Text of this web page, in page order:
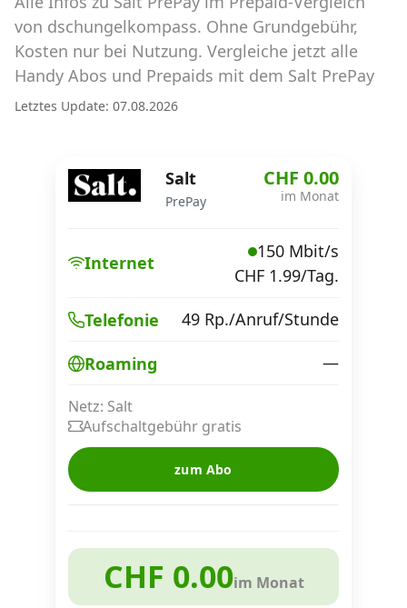
Abos für Tablets, Hotspots und Smart
Watches
Tarifrechner Handy-Abo
Der gute alte Tarifrechner im neuen Design
Alle Anbieter
Roaming-Tarife abfragen
Handy-Abo-Aktionen
Handy-Abo kündigen oder
wechseln
Alle Mobile-Vergleiche
Internet, TV, Telefon
Kombi-Angebote
von dschungelkompass. Ohne Grundgebühr,
Kosten nur bei Nutzung. Vergleiche jetzt alle
Handy Abos und Prepaids mit dem Salt PrePay
Letztes Update: 07.08.2026
Salt
PrePay
CHF 0.00
im Monat
Internet
150 Mbit/s
CHF 1.99/Tag.
Telefonie 49 Rp./Anruf/Stunde
Roaming —
Netz: Salt
Aufschaltgebühr gratis
zum Abo
CHF 0.00im Monat